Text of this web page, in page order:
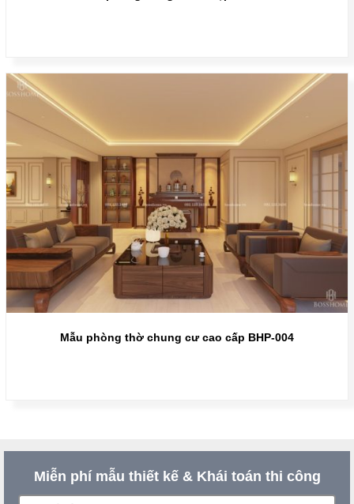
Mẫu phòng thờ chung cư cao cấp BHP-004
Miễn phí mẫu thiết kế & Khái toán thi công